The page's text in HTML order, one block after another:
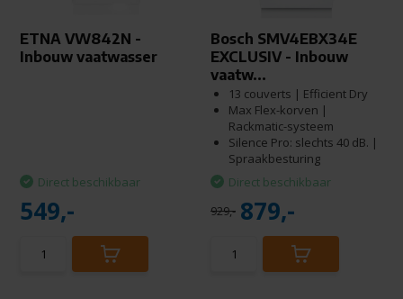
ETNA VW842N -
Inbouw vaatwasser
Direct beschikbaar
549,-
Bosch SMV4EBX34E
EXCLUSIV - Inbouw
vaatw...
13 couverts | Efficient Dry
Max Flex-korven |
Rackmatic-systeem
Silence Pro: slechts 40 dB. |
Spraakbesturing
Direct beschikbaar
929,- 879,-